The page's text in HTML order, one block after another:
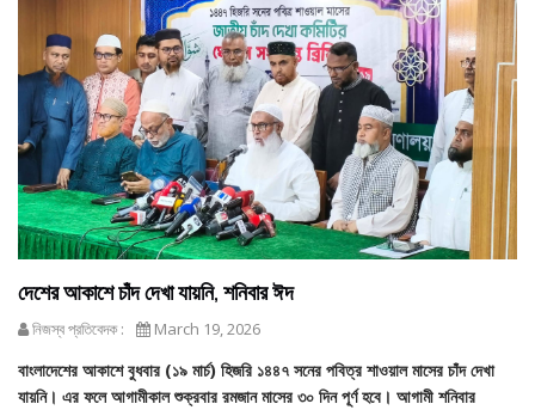
দেশের আকাশে চাঁদ দেখা যায়নি, শনিবার ঈদ
নিজস্ব প্রতিবেদক : March 19, 2026
বাংলাদেশের আকাশে বুধবার (১৯ মার্চ) হিজরি ১৪৪৭ সনের পবিত্র শাওয়াল মাসের চাঁদ দেখা
যায়নি। এর ফলে আগামীকাল শুক্রবার রমজান মাসের ৩০ দিন পূর্ণ হবে। আগামী শনিবার